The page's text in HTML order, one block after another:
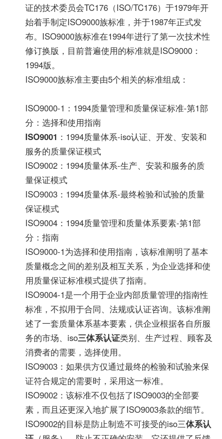
证的技术委员会TC176（ISO/TC176）于1979年开
始着手制定ISO9000族标准，并于1987年正式发
布。ISO9000族标准在1994年进行了第一次技术性
修订换版，目前普遍使用的标准就是ISO9000：
1994版。
ISO9000族标准主要由5个相关的标准组成：
ISO9000-1：1994质量管理和质量保证标准-第1部
分：选择和使用指南
ISO9001 ：1994质量体系-iso认证、开发、安装和
服务的质量保证模式
ISO9002：1994质量体系-生产、安装和服务的质
量保证模式
ISO9003：1994质量体系-最终检验和试验的质量
保证模式
ISO9004：1994质量管理和质量体系要素-第1部
分：指南
ISO9000-1为选择和使用指南，该标准阐明了基本
质量概念之间的差别及相互关系，为企业选择和使
用质量保证标准模式提供了指南。
ISO9004-1是一个用于企业内部质量管理的指南性
标准，不拟用于合同、法规或认证咨询。该标准阐
述了一套质量体系基本要素，供企业根据各自所服
务的市场、iso三体系认证类别、生产过程、顾客及
消费者的需要，选择使用。
ISO9003：如果供方仅通过最终的检验和试验来保
证符合规定的需要时，采用这一标准。
ISO9002：该标准不仅包括了ISO9003的全部要
素，而且还更深入地扩展了ISO9003条款的细节。
ISO9002的目标是防止制造不可接受的iso三体系认